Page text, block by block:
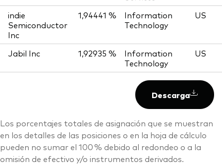
indie
Semiconductor
Inc
1,94441 %
Information
Technology
US
Jabil Inc 1,92935 %
Information
Technology
US
Descarga
Los porcentajes totales de asignación que se muestran
en los detalles de las posiciones o en la hoja de cálculo
pueden no sumar el 100 % debido al redondeo o a la
omisión de efectivo y/o instrumentos derivados.